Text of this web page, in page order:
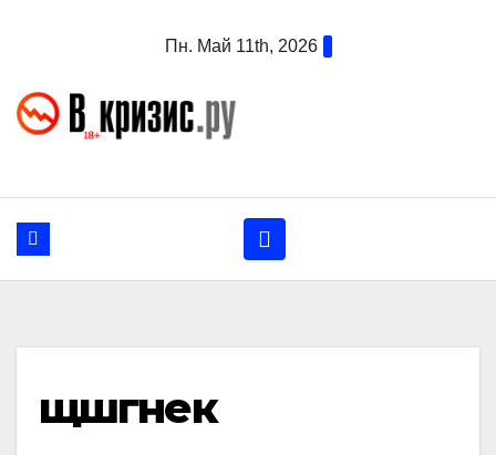
Пн. Май 11th, 2026
щшгнек